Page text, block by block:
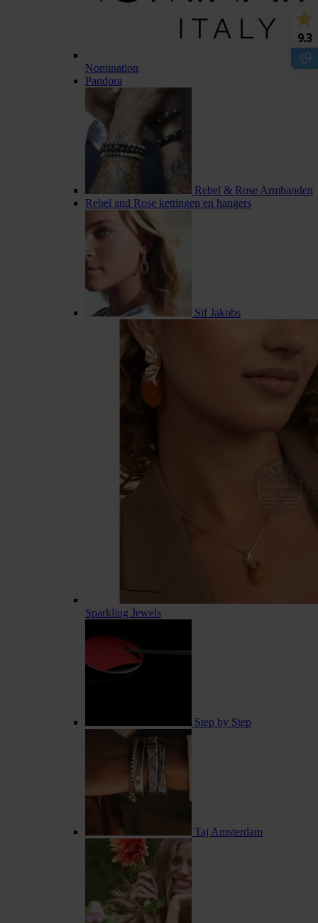
Nomination
Pandora
Rebel & Rose Armbanden
Rebel and Rose kettingen en hangers
Sif Jakobs
Sparkling Jewels
Step by Step
Taj Amsterdam
9.3